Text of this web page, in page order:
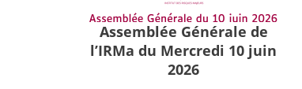
Assemblée Générale de
l’IRMa du Mercredi 10 juin
2026